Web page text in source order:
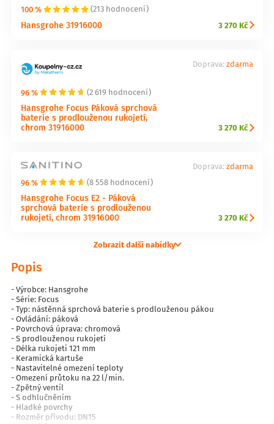
100 % (213 hodnocení)
Hansgrohe 31916000 3 270 Kč
96 % (2 619 hodnocení)
Hansgrohe Focus Páková sprchová
baterie s prodlouženou rukojetí,
chrom 31916000
Doprava: zdarma
3 270 Kč
96 % (8 558 hodnocení)
Hansgrohe Focus E2 - Páková
sprchová baterie s prodlouženou
rukojetí, chrom 31916000
Doprava: zdarma
3 270 Kč
Zobrazit další nabídky
Popis
- Výrobce: Hansgrohe
- Série: Focus
- Typ: nástěnná sprchová baterie s prodlouženou pákou
- Ovládání: páková
- Povrchová úprava: chromová
- S prodlouženou rukojetí
- Délka rukojeti 121 mm
- Keramická kartuše
- Nastavitelné omezení teploty
- Omezení průtoku na 22 l/min.
- Zpětný ventil
- S odhlučněním
- Hladké povrchy
- Rozměr přívodu: DN15